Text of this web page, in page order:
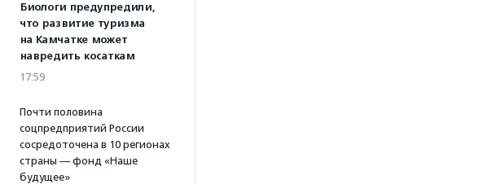
Биологи предупредили,
что развитие туризма
на Камчатке может
навредить косаткам
17:59
Почти половина
соцпредприятий России
сосредоточена в 10 регионах
страны — фонд «Наше
будущее»